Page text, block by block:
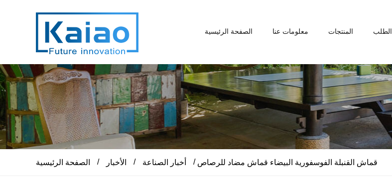
الصفحة الرئيسية معلومات عنا المنتجات الطلب
الصفحة الرئيسية / الأخبار / أخبار الصناعة / قماش القنبلة الفوسفورية البيضاء قماش مضاد للرصاص